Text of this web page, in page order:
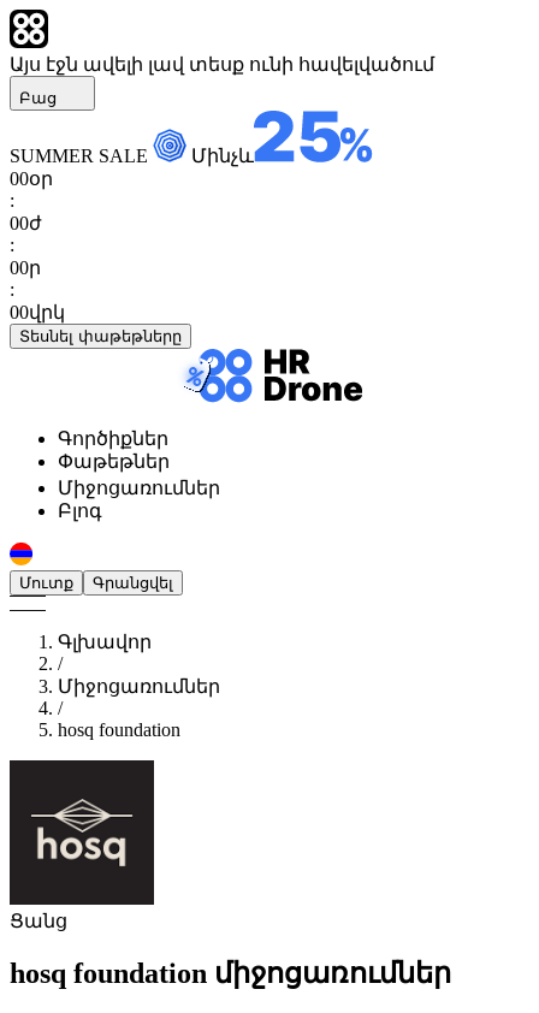
Այս էջն ավելի լավ տեսք ունի հավելվածում
Բաց
SUMMER SALE
Մինչև
00օր
:
00ժ
:
00ր
:
00վրկ
Տեսնել փաթեթները
Գործիքներ
Փաթեթներ
Միջոցառումներ
Բլոգ
Մուտք Գրանցվել
Գլխավոր
/
Միջոցառումներ
/
hosq foundation
Ցանց
hosq foundation միջոցառումներ